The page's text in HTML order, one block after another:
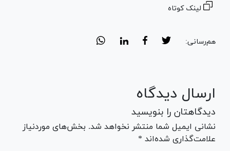
لینک کوتاه
هم‌رسانی:
ارسال دیدگاه
دیدگاهتان را بنویسید
نشانی ایمیل شما منتشر نخواهد شد. بخش‌های موردنیاز
علامت‌گذاری شده‌اند *